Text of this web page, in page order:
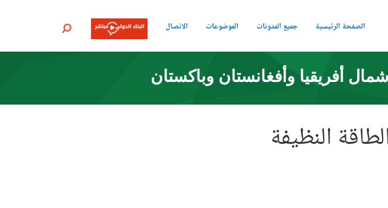
الصفحة الرئيسية جميع المدونات الموضوعات الاتصال بحث
أفريقيا وأفغانستان وباكستان
النظيفة